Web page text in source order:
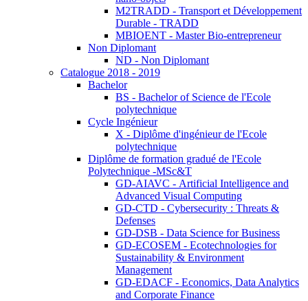
M2TRADD - Transport et Développement
Durable - TRADD
MBIOENT - Master Bio-entrepreneur
Non Diplomant
ND - Non Diplomant
Catalogue 2018 - 2019
Bachelor
BS - Bachelor of Science de l'Ecole
polytechnique
Cycle Ingénieur
X - Diplôme d'ingénieur de l'Ecole
polytechnique
Diplôme de formation gradué de l'Ecole
Polytechnique -MSc&T
GD-AIAVC - Artificial Intelligence and
Advanced Visual Computing
GD-CTD - Cybersecurity : Threats &
Defenses
GD-DSB - Data Science for Business
GD-ECOSEM - Ecotechnologies for
Sustainability & Environment
Management
GD-EDACF - Economics, Data Analytics
and Corporate Finance